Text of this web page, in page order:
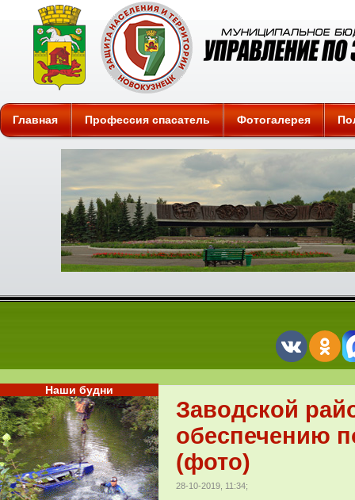
Защита
Главная Профессия спасатель Фотогалерея
Заводской
обеспечению
(фото)
28-10-2019, 11:34;
Наши будни